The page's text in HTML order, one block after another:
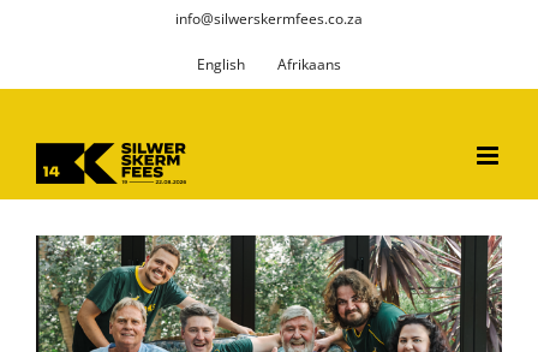
info@silwerskermfees.co.za
English Afrikaans